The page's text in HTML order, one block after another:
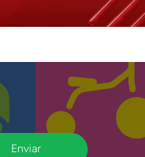
Enviar